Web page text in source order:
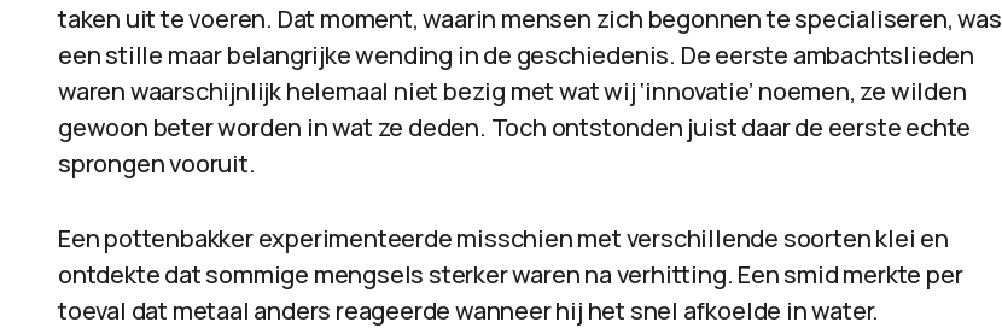
taken uit te voeren. Dat moment, waarin mensen zich begonnen te specialiseren, was
een stille maar belangrijke wending in de geschiedenis. De eerste ambachtslieden
waren waarschijnlijk helemaal niet bezig met wat wij ‘innovatie’ noemen, ze wilden
gewoon beter worden in wat ze deden. Toch ontstonden juist daar de eerste echte
sprongen vooruit.
Een pottenbakker experimenteerde misschien met verschillende soorten klei en
ontdekte dat sommige mengsels sterker waren na verhitting. Een smid merkte per
toeval dat metaal anders reageerde wanneer hij het snel afkoelde in water.